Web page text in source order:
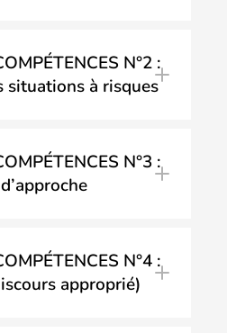
N°2 :
situations à risques
N°3 :
N°4 :
approprié)